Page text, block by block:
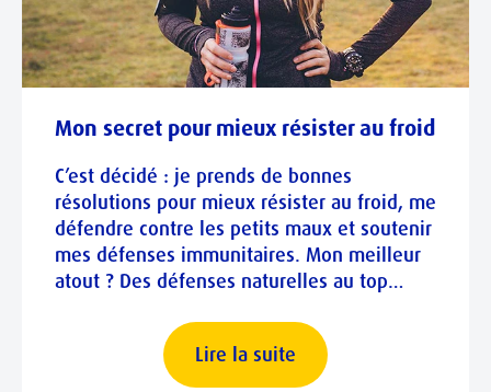
Mon secret pour mieux résister au froid
C’est décidé : je prends de bonnes
résolutions pour mieux résister au froid, me
défendre contre les petits maux et soutenir
mes défenses immunitaires. Mon meilleur
atout ? Des défenses naturelles au top…
Lire la suite